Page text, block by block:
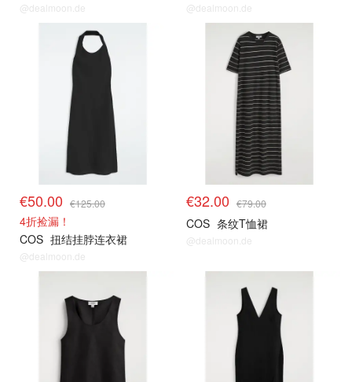
@dealmoon.de @dealmoon.de
€50.00 €125.00
4折捡漏！
COS 扭结挂脖连衣裙
@dealmoon.de
€32.00 €79.00
COS 条纹T恤裙
@dealmoon.de